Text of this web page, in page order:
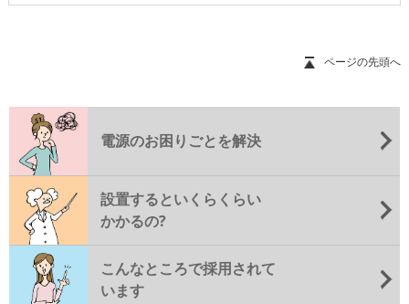
ページの先頭へ
電源のお困りごとを解決
設置するといくらくらい
かかるの?
こんなところで採用されて
います